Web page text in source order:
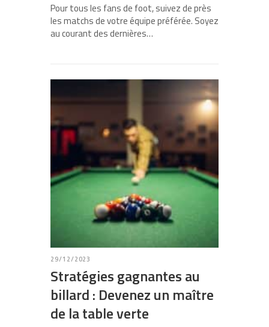
Pour tous les fans de foot, suivez de près
les matchs de votre équipe préférée. Soyez
au courant des dernières…
29/12/2023
Stratégies gagnantes au
billard : Devenez un maître
de la table verte